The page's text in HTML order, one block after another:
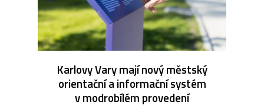
Karlovy Vary mají nový městský
orientační a informační systém
v modrobílém provedení